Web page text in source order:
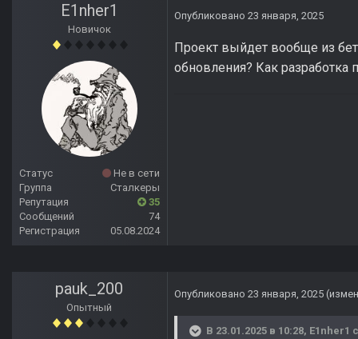
E1nher1
Новичок
Статус
Не в сети
Группа
Сталкеры
Репутация
35
Сообщений
74
Регистрация
05.08.2024
Опубликовано 23 января, 2025
Проект выйдет вообще из
обновления? Как разработка
pauk_200
Опытный
Опубликовано 23 января, 2025
В 23.01.2025 в 10:28, E1nher1